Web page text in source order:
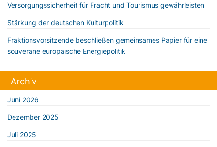
Versorgungssicherheit für Fracht und Tourismus gewährleisten
Stärkung der deutschen Kulturpolitik
Fraktionsvorsitzende beschließen gemeinsames Papier für eine
souveräne europäische Energiepolitik
Archiv
Juni 2026
Dezember 2025
Juli 2025